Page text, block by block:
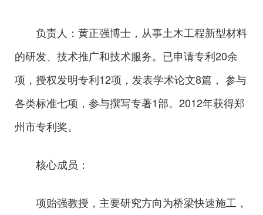
负责人：黄正强博士，从事土木工程新型材料
的研发、技术推广和技术服务。已申请专利20余
项，授权发明专利12项，发表学术论文8篇， 参与
各类标准七项，参与撰写专著1部。2012年获得郑
州市专利奖。
核心成员：
项贻强教授，主要研究方向为桥梁快速施工，